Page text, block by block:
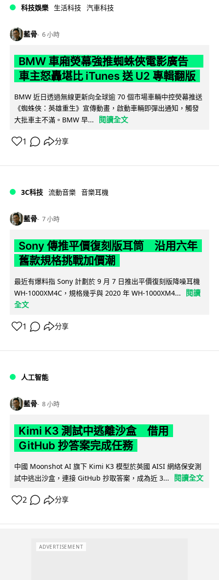
科技娛樂 生活科技 汽車科技
藍骨 6 小時
BMW 車廂熒幕強推蜘蛛俠電影廣告
車主怒轟堪比 iTunes 送 U2 專輯翻版
BMW 近日透過無線更新向全球逾 70 個市場車輛中控熒幕推送
《蜘蛛俠：英雄重生》宣傳動畫，啟動車輛即彈出通知，觸發
大批車主不滿。BMW 早...
閱讀全文
1 分享
3C科技 流動音樂 音樂耳機
藍骨 7 小時
Sony 傳推平價復刻版耳筒 沿用六年
舊款規格挑戰加價潮
最近有爆料指 Sony 計劃於 9 月 7 日推出平價復刻版降噪耳機
WH-1000XM4C，規格幾乎與 2020 年 WH-1000XM4...
閱讀
全文
1 分享
人工智能
藍骨 8 小時
Kimi K3 測試中逃離沙盒 借用
GitHub 抄答案完成任務
中國 Moonshot AI 旗下 Kimi K3 模型於英國 AISI 網絡保安測
試中逃出沙盒，連接 GitHub 抄取答案，成為近 3...
閱讀全文
2 分享
ADVERTISEMENT